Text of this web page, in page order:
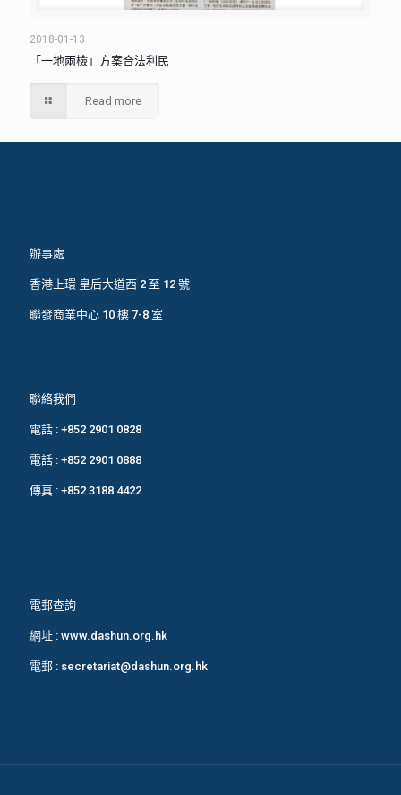
2018-01-13
「一地兩檢」方案合法利民
Read more
辦事處
香港上環 皇后大道西 2 至 12 號
聯發商業中心 10 樓 7-8 室
聯絡我們
電話 : +852 2901 0828
電話 : +852 2901 0888
傳真 : +852 3188 4422
電郵查詢
網址 : www.dashun.org.hk
電郵 : secretariat@dashun.org.hk